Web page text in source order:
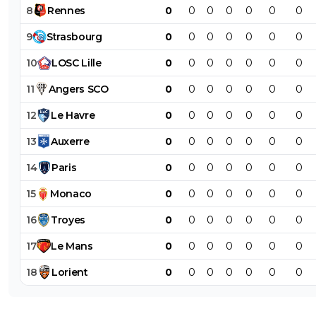
8 Rennes 0 0 0 0 0 0 0
9 Strasbourg 0 0 0 0 0 0 0
10 LOSC Lille 0 0 0 0 0 0 0
11 Angers SCO 0 0 0 0 0 0 0
12 Le Havre 0 0 0 0 0 0 0
13 Auxerre 0 0 0 0 0 0 0
14 Paris 0 0 0 0 0 0 0
15 Monaco 0 0 0 0 0 0 0
16 Troyes 0 0 0 0 0 0 0
17 Le Mans 0 0 0 0 0 0 0
18 Lorient 0 0 0 0 0 0 0